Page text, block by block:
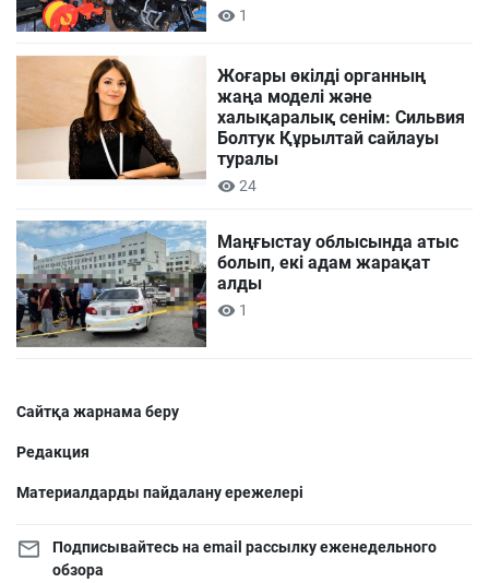
1
Жоғары өкілді органның
жаңа моделі және
халықаралық сенім: Сильвия
Болтук Құрылтай сайлауы
туралы
24
Маңғыстау облысында атыс
болып, екі адам жарақат
алды
1
Сайтқа жарнама беру
Редакция
Материалдарды пайдалану ережелері
Подписывайтесь на email рассылку еженедельного
обзора